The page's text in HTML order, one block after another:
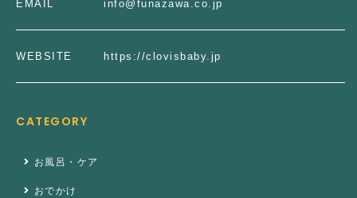
EMAIL info@funazawa.co.jp
WEBSITE https://clovisbaby.jp
CATEGORY
お風呂・ケア
おでかけ